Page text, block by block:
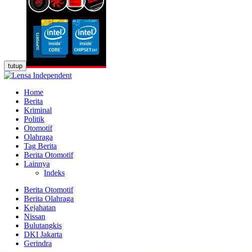
tutup
Home
Berita
Kriminal
Politik
Otomotif
Olahraga
Tag Berita
Berita Otomotif
Lainnya
Indeks
Berita Otomotif
Berita Olahraga
Kejahatan
Nissan
Bulutangkis
DKI Jakarta
Gerindra